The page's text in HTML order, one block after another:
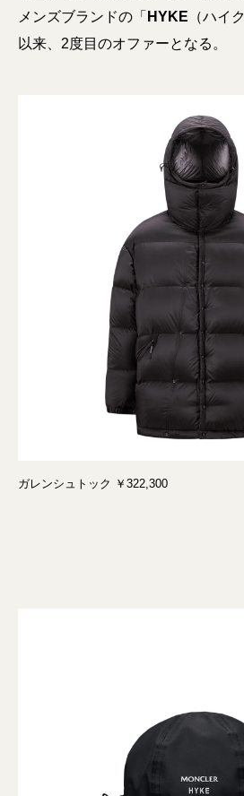
メンズブランドの「 HYKE （ハイ
以来、2度目のオファーとなる。
ガレンシュトック ￥322,300